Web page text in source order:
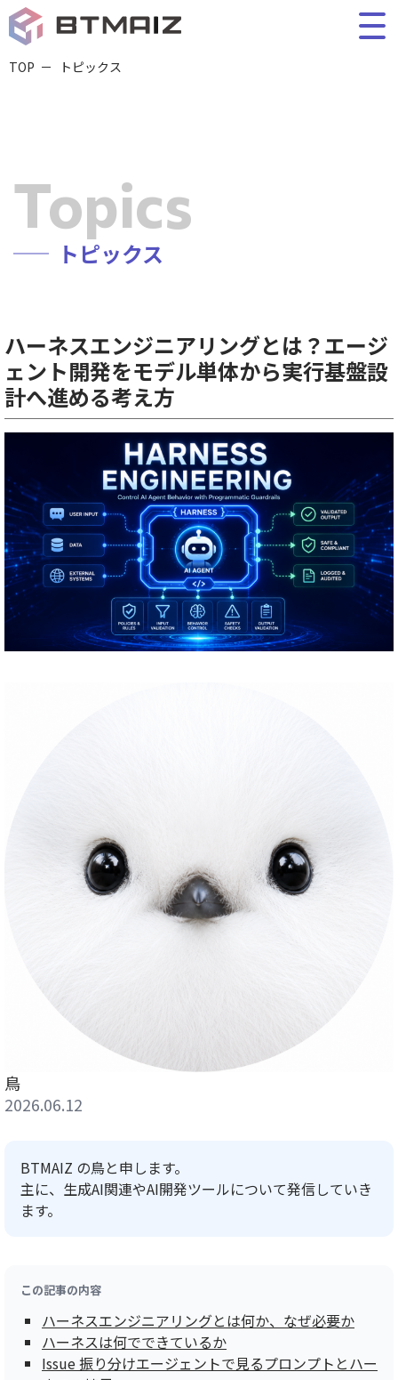
TOP トピックス
トピックス
Topics
ハーネスエンジニアリングとは？エージ
ェント開発をモデル単体から実行基盤設
計へ進める考え方
鳥
2026.06.12
BTMAIZ の鳥と申します。
主に、生成AI関連やAI開発ツールについて発信していき
ます。
この記事の内容
ハーネスエンジニアリングとは何か、なぜ必要か
ハーネスは何でできているか
Issue 振り分けエージェントで見るプロンプトとハー